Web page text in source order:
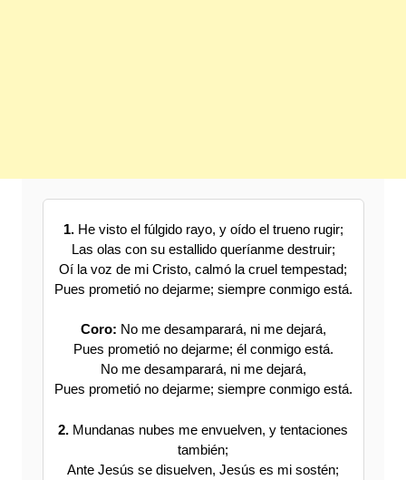
1.He visto el fúlgido rayo, y oído el trueno rugir;
Las olas con su estallido queríanme destruir;
Oí la voz de mi Cristo, calmó la cruel tempestad;
Pues prometió no dejarme; siempre conmigo está.
Coro: No me desamparará, ni me dejará,
Pues prometió no dejarme; él conmigo está.
No me desamparará, ni me dejará,
Pues prometió no dejarme; siempre conmigo está.
2. Mundanas nubes me envuelven, y tentaciones
también;
Ante Jesús se disuelven, Jesús es mi sostén;